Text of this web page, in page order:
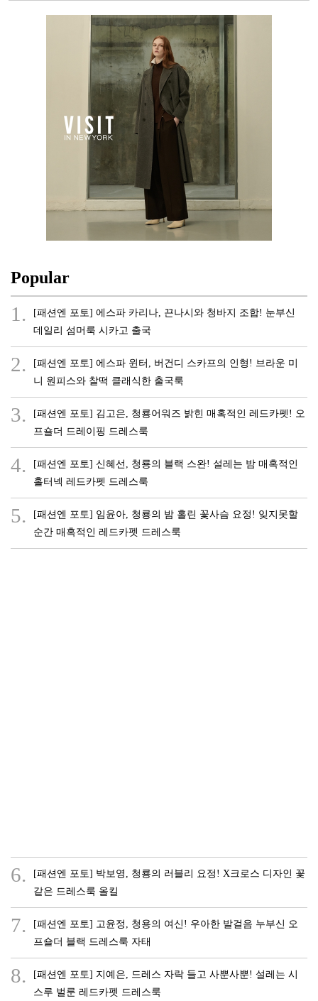
Popular
1.
[패션엔 포토] 에스파 카리나, 끈나시와 청바지 조합! 눈부신
데일리 섬머룩 시카고 출국
2.
[패션엔 포토] 에스파 윈터, 버건디 스카프의 인형! 브라운 미
니 원피스와 찰떡 클래식한 출국룩
3.
[패션엔 포토] 김고은, 청룡어워즈 밝힌 매혹적인 레드카펫! 오
프숄더 드레이핑 드레스룩
4.
[패션엔 포토] 신혜선, 청룡의 블랙 스완! 설레는 밤 매혹적인
홀터넥 레드카펫 드레스룩
5.
[패션엔 포토] 임윤아, 청룡의 밤 홀린 꽃사슴 요정! 잊지못할
순간 매혹적인 레드카펫 드레스룩
6.
[패션엔 포토] 박보영, 청룡의 러블리 요정! X크로스 디자인 꽃
같은 드레스룩 올킬
7.
[패션엔 포토] 고윤정, 청용의 여신! 우아한 발걸음 누부신 오
프숄더 블랙 드레스룩 자태
8.
[패션엔 포토] 지예은, 드레스 자락 들고 사뿐사뿐! 설레는 시
스루 벌룬 레드카펫 드레스룩